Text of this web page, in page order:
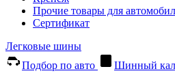
Прочие товары для
Сертификат
Легковые шины
Подбор по авто
Шинный